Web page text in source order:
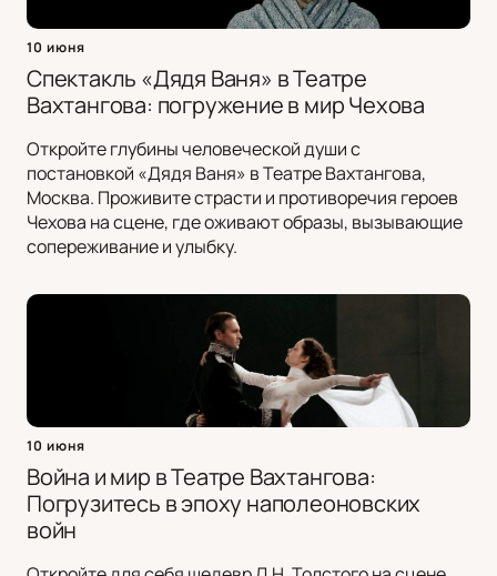
10 июня
Спектакль «Дядя Ваня» в Театре
Вахтангова: погружение в мир Чехова
Откройте глубины человеческой души с
постановкой «Дядя Ваня» в Театре Вахтангова,
Москва. Проживите страсти и противоречия героев
Чехова на сцене, где оживают образы, вызывающие
сопереживание и улыбку.
10 июня
Война и мир в Театре Вахтангова:
Погрузитесь в эпоху наполеоновских
войн